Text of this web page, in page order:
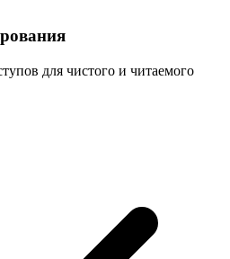
для чистого и читаемого